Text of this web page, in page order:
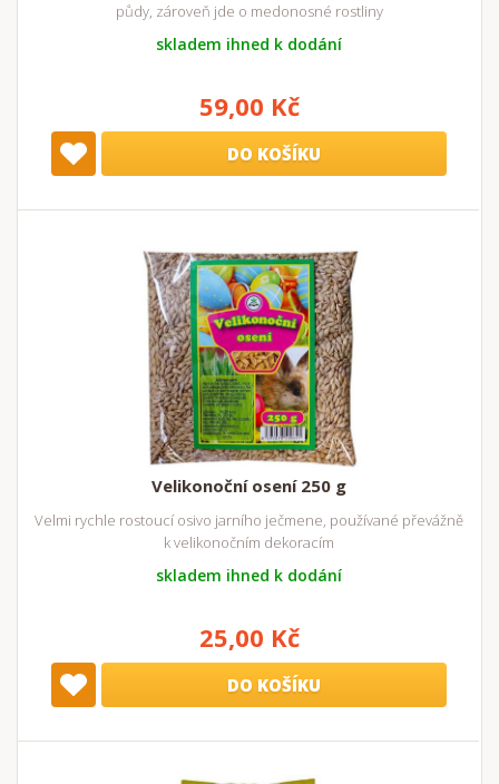
půdy, zároveň jde o medonosné rostliny
skladem ihned k dodání
59,00 Kč
DO KOŠÍKU
Velikonoční osení 250 g
Velmi rychle rostoucí osivo jarního ječmene, používané převážně
k velikonočním dekoracím
skladem ihned k dodání
25,00 Kč
DO KOŠÍKU